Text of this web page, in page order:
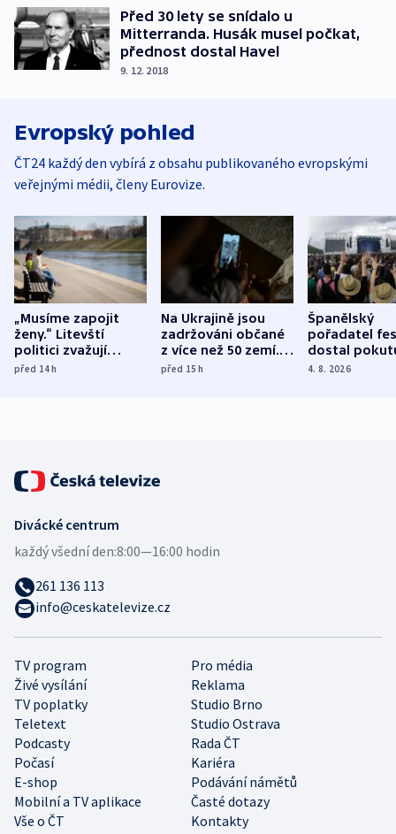
Před 30 lety se snídalo u
Mitterranda. Husák musel počkat,
přednost dostal Havel
9. 12. 2018
Evropský pohled
ČT24 každý den vybírá z obsahu publikovaného evropskými
veřejnými médii, členy Eurovize.
„Musíme zapojit
ženy.“ Litevští
politici zvažují
dohodu o
před 14h
Na Ukrajině jsou
zadržováni občané
z více než 50 zemí.
Bojovali na straně
před 15h
Španělský
pořadatel
dostal
nekalé
4. 8. 2026
TV program
Pro média
Živé vysílání
Reklama
TV poplatky
Studio Brno
Teletext
Studio Ostrava
Podcasty
Rada ČT
Počasí
Kariéra
E-shop
Podávání námětů
Mobilní a TV aplikace
Časté dotazy
Vše o ČT
Kontakty
Divácké centrum
každý všední den:8:00—16:00 hodin
261 136 113
info@ceskatelevize.cz